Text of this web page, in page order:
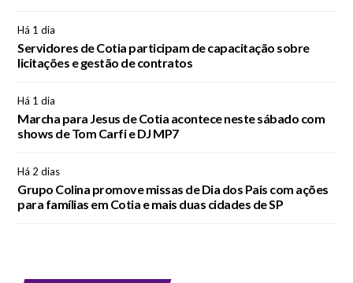
Há 1 dia
Servidores de Cotia participam de capacitação sobre
licitações e gestão de contratos
Há 1 dia
Marcha para Jesus de Cotia acontece neste sábado com
shows de Tom Carfi e DJ MP7
Há 2 dias
Grupo Colina promove missas de Dia dos Pais com ações
para famílias em Cotia e mais duas cidades de SP